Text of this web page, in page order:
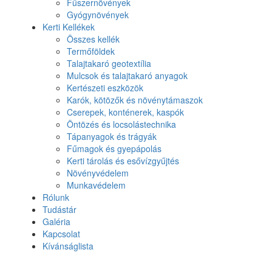
Fűszernövények
Gyógynövények
Kerti Kellékek
Összes kellék
Termőföldek
Talajtakaró geotextília
Mulcsok és talajtakaró anyagok
Kertészeti eszközök
Karók, kötözők és növénytámaszok
Cserepek, konténerek, kaspók
Öntözés és locsolástechnika
Tápanyagok és trágyák
Fűmagok és gyepápolás
Kerti tárolás és esővízgyűjtés
Növényvédelem
Munkavédelem
Rólunk
Tudástár
Galéria
Kapcsolat
Kívánságlista